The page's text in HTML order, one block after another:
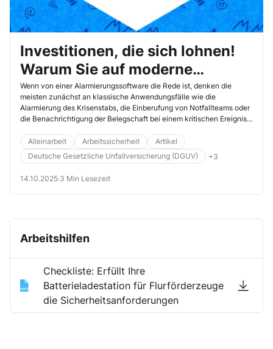
Investitionen, die sich lohnen!
Warum Sie auf moderne
Alarmierungssysteme setzen
sollten
Wenn von einer Alarmierungssoftware die Rede ist, denken die
meisten zunächst an klassische Anwendungsfälle wie die
Alarmierung des Krisenstabs, die Einberufung von Notfallteams oder
die Benachrichtigung der Belegschaft bei einem kritischen Ereignis.
diesem Beitrag erfahren Sie anhand von fünf Nutzungsbeispielen,
warum es sich lohnt, in Alarmierungssysteme zu investieren.
Alleinarbeit Arbeitssicherheit
Artikel
Deutsche Gesetzliche Unfallversicherung (DGUV)
+3
14.10.2025·3 Min Lesezeit
Arbeitshilfen
Checkliste: Erfüllt Ihre
Batterieladestation für Flurförderzeuge
die Sicherheitsanforderungen